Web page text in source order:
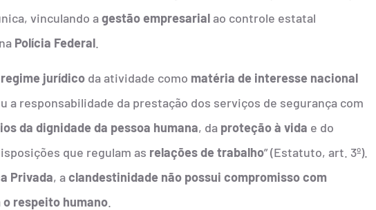
vinculando agestão empresarialao controle estatal
Polícia Federal
regime jurídico da atividade como matéria de interesse nacional
a responsabilidade da prestação dos serviços de segurança com
da dignidade da pessoa humana, da proteção à vida e do
que regulam as relações de trabalho” (Estatuto, art. 3º).
Privada, aclandestinidade não possui compromisso com
respeito humano